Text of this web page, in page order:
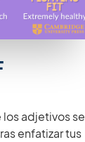
adjetivos se
enfatizar tus